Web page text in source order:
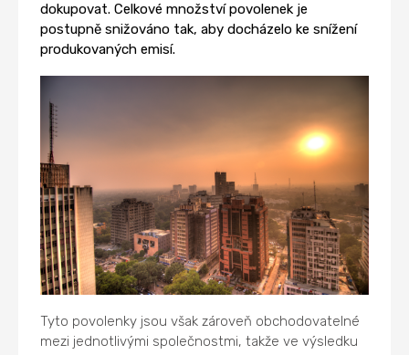
dokupovat. Celkové množství povolenek je
postupně snižováno tak, aby docházelo ke snížení
produkovaných emisí.
Tyto povolenky jsou však zároveň obchodovatelné
mezi jednotlivými společnostmi, takže ve výsledku